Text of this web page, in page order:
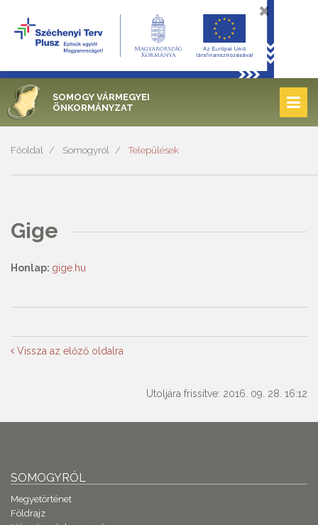
SOMOGY VÁRMEGYEI
ÖNKORMÁNYZAT
Főoldal Somogyról Települések
Gige
Honlap: gige.hu
Vissza az előző oldalra
Utoljára frissítve: 2016. 09. 28. 16:12
SOMOGYRÓL
Megyetörténet
Földrajz